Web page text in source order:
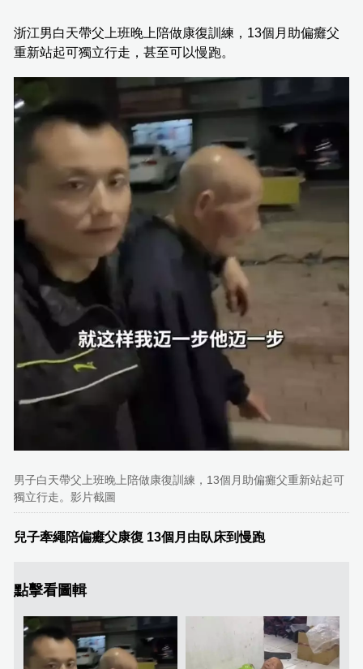
浙江男白天帶父上班晚上陪做康復訓練，13個月助偏癱父
重新站起可獨立行走，甚至可以慢跑。
男子白天帶父上班晚上陪做康復訓練，13個月助偏癱父重新站起可
獨立行走。影片截圖
兒子牽繩陪偏癱父康復 13個月由臥床到慢跑
點擊看圖輯